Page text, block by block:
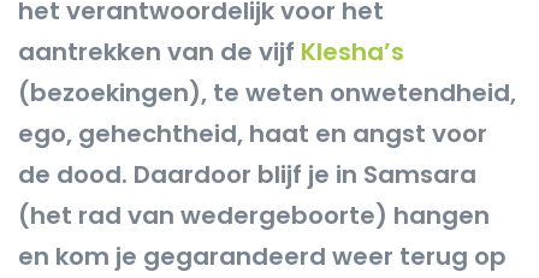
het verantwoordelijk voor het
aantrekken van de vijf Klesha’s
(bezoekingen), te weten onwetendheid,
ego, gehechtheid, haat en angst voor
de dood. Daardoor blijf je in Samsara
(het rad van wedergeboorte) hangen
en kom je gegarandeerd weer terug op